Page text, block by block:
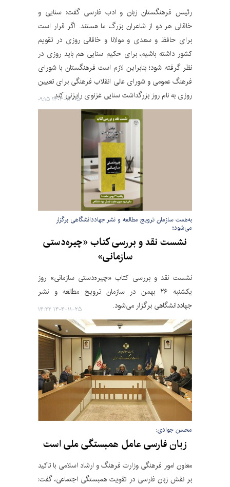
رئیس فرهنگستان زبان و ادب فارسی گفت: سنایی و
خاقانی هر دو از شاعران بزرگ ما هستند. اگر قرار است
برای حافظ و سعدی و مولانا و خاقانی روزی در تقویم
کشور داشته باشیم، برای حکیم سنایی هم باید روزی در
نظر گرفته شود؛ بنابراین لازم است فرهنگستان با شورای
فرهنگ عمومی و شورای عالی انقلاب فرهنگی برای تعیین
روزی به نام روز بزرگداشت سنایی غزنوی رایزنی کند.
۱۴۰۴-۱۲-۰۵ ۰۹:۱۵
به‌همت سازمان ترویج مطالعه و نشر جهاددانشگاهی برگزار
می‌شود؛
نشست نقد و بررسی کتاب «چیره‌دستی
سازمانی»
نشست نقد و بررسی کتاب «چیره‌دستی سازمانی» روز
یکشنبه ۲۶ بهمن در سازمان ترویج مطالعه و نشر
جهاددانشگاهی برگزار می‌شود.
۱۴۰۴-۱۱-۲۵ ۱۴:۲۲
محسن جوادی:
زبان فارسی عامل همبستگی ملی است
معاون امور فرهنگی وزارت فرهنگ و ارشاد اسلامی با تاکید
بر نقش زبان فارسی در تقویت همبستگی اجتماعی، گفت: